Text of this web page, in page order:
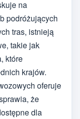
na
podróżujących
tras, istnieją
takie jak
które
krajów.
oferuje
że
dla